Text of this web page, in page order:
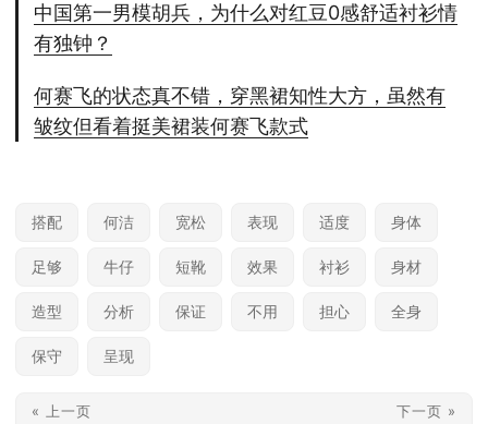
中国第一男模胡兵，为什么对红豆0感舒适衬衫情
有独钟？
何赛飞的状态真不错，穿黑裙知性大方，虽然有
皱纹但看着挺美裙装何赛飞款式
搭配 何洁 宽松 表现 适度 身体
足够 牛仔 短靴 效果 衬衫 身材
造型 分析 保证 不用 担心 全身
保守 呈现
« 上一页 下一页 »